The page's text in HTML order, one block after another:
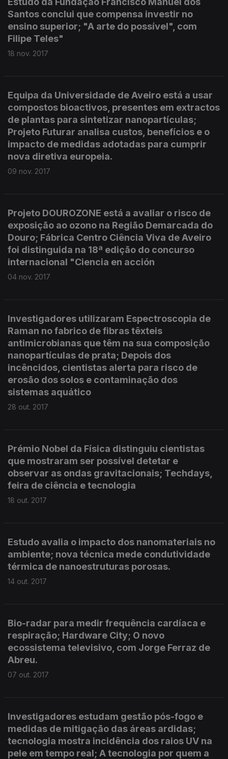
Santos conclui que compensa investir no
ensino superior; "A arte do possível", com
Filipe Teles"
18 nov. 2017
Equipa da Universidade de Aveiro está a usar
compostos bioactivos, presentes em extractos
de plantas para sintetizar nanopartículas;
Projeto Futurar analisa custos, benefícios e o
impacto de medidas adotadas para cumprir
nova diretiva europeia.
09 nov. 2017
Projeto DOUROZONE está a avaliar o risco de
exposição ao ozono na Região Demarcada do
Douro; Fábrica Centro Ciência Viva de Aveiro
foi distinguida na 18ª edição do concurso
internacional "Ciencia en acción
04 nov. 2017
Investigadores utilizaram Espectroscopia de
Raman no fabrico de fibras têxteis
antimicrobianas que têm na sua composição
nanopartículas de prata; Depois dos
incêncidos, cientistas alerta para risco de
erosão dos solos e contaminação dos
sistemas aquático
28 out. 2017
Prémio Nobel da Física distinguiu cientistas
que mostraram ser possível detetar e
observar as ondas gravitacionais; Techdays,
feira de ciência e tecnologia
18 out. 2017
Estudo avalia o impacto dos nanomateriais no
ambiente; nova técnica mede condutividade
térmica de nanoestruturas porosas.
14 out. 2017
Bio-radar para medir frequência cardíaca e
respiração; Hardware City; O novo
ecossistema televisivo, com Jorge Ferraz de
Abreu.
07 out. 2017
Investigadores estudam gestão pós-fogo e
medidas de mitigação das áreas ardidas;
tecnologia mostra incidência dos raios UV na
pele em tempo real; A tecnologia por quem a